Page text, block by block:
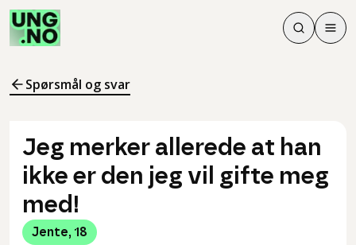
Søk
Søk
Meny
Spørsmål og svar
Jeg merker allerede at han
ikke er den jeg vil gifte meg
med!
Jente, 18